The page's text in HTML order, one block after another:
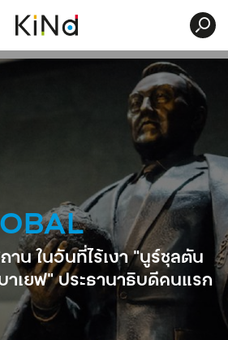
าน ในวันที่ไร้เงา “นูร์ซุลตัน
าเยฟ” ประธานาธิบดีคนแรก